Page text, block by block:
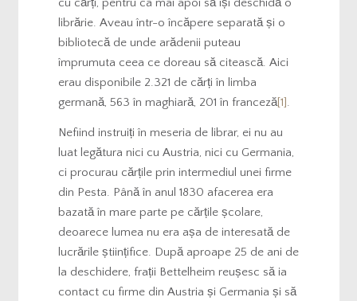
cu cărți, pentru ca mai apoi să își deschidă o
librărie. Aveau într-o încăpere separată și o
bibliotecă de unde arădenii puteau
împrumuta ceea ce doreau să citească. Aici
erau disponibile 2.321 de cărți în limba
germană, 563 în maghiară, 201 în franceză[1].
Nefiind instruiți în meseria de librar, ei nu au
luat legătura nici cu Austria, nici cu Germania,
ci procurau cărțile prin intermediul unei firme
din Pesta. Până în anul 1830 afacerea era
bazată în mare parte pe cărțile școlare,
deoarece lumea nu era așa de interesată de
lucrările științifice. După aproape 25 de ani de
la deschidere, frații Bettelheim reușesc să ia
contact cu firme din Austria și Germania și să